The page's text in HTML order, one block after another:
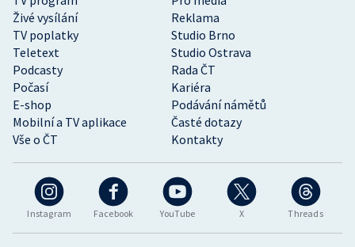
Instagram Facebook YouTube X Threads
Živé vysílání
Reklama
TV poplatky
Studio Brno
Teletext
Studio Ostrava
Podcasty
Rada ČT
Počasí
Kariéra
E-shop
Podávání námětů
Mobilní a TV aplikace
Časté dotazy
Vše o ČT
Kontakty